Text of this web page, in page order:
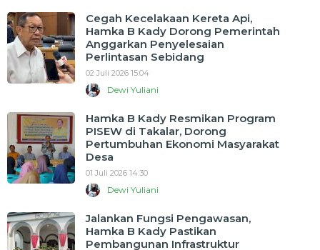
Cegah Kecelakaan Kereta Api,
Hamka B Kady Dorong Pemerintah
Anggarkan Penyelesaian
Perlintasan Sebidang
02 Juli 2026 15:04
Dewi Yuliani
Hamka B Kady Resmikan Program
PISEW di Takalar, Dorong
Pertumbuhan Ekonomi Masyarakat
Desa
01 Juli 2026 14:30
Dewi Yuliani
Jalankan Fungsi Pengawasan,
Hamka B Kady Pastikan
Pembangunan Infrastruktur